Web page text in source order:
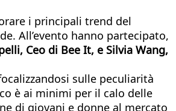
i principali trend del
All’evento hanno partecipato,
Ceo di Bee It, e Silvia Wang,
sulle peculiarità
è ai minimi per il calo delle
di giovani e donne al mercato